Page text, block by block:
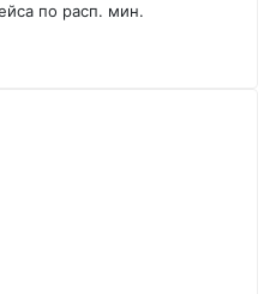
по расп. мин.